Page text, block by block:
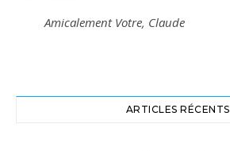
Amicalement Votre, Claude
ARTICLES RÉCENTS